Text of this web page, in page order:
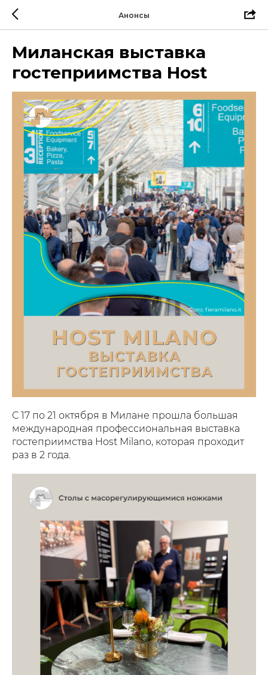
Анонсы
Миланская выставка
гостеприимства Host
С 17 по 21 октября в Милане прошла большая
международная профессиональная выставка
гостеприимства Host Milano, которая проходит
раз в 2 года.